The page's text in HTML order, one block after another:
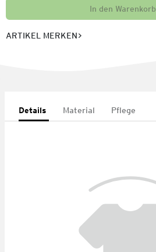
In den Warenkorb
ARTIKEL MERKEN
Details Material Pflege